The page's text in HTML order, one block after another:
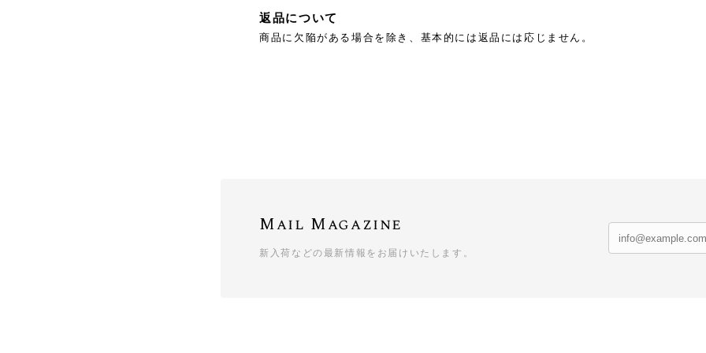
返品について
商品に欠陥がある場合を除き、基本的には返品には応じません。
Mail Magazine
新入荷などの最新情報をお届けいたします。